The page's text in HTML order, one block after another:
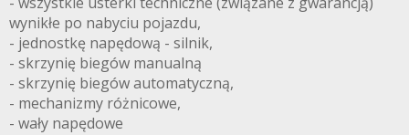
wynikłe po nabyciu pojazdu,
- jednostkę napędową - silnik,
- skrzynię biegów manualną
- skrzynię biegów automatyczną,
- mechanizmy różnicowe,
- wały napędowe